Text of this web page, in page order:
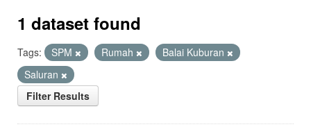
1 dataset found
Tags: SPM Rumah
Balai Kuburan
Saluran
Filter Results